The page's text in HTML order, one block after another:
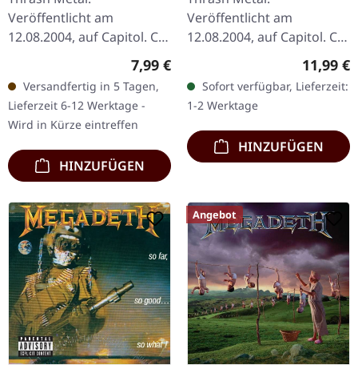
2004) | CD
Veröffentlicht am
12.08.2004, auf Capitol. CD
seitigem Booklet und 4
Bonnus-Songs. Remaster
2004. Mann, hier…
Regulärer Preis:
7,99 €
Versandfertig in 5 Tagen,
Lieferzeit 6-12 Werktage -
Wird in Kürze eintreffen
HINZUFÜGEN
Veröffentlicht am
12.08.2004, auf Capitol. CD
gemasterte Version.
Megadeths „Rust In
Peace“ ist ein
unverzichtbares…
11,99 €
Sofort verfügbar, Lieferzeit:
1-2 Werktage
HINZUFÜGEN
Angebot